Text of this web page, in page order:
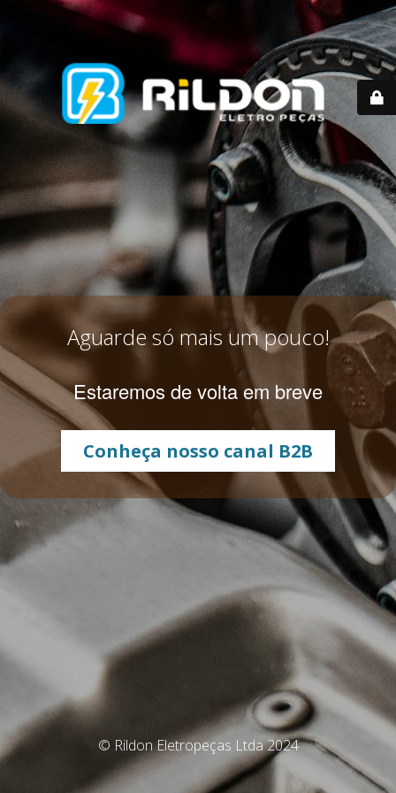
Aguarde só mais um pouco!
Estaremos de volta em breve
Conheça nosso canal B2B
© Rildon Eletropeças Ltda 2024